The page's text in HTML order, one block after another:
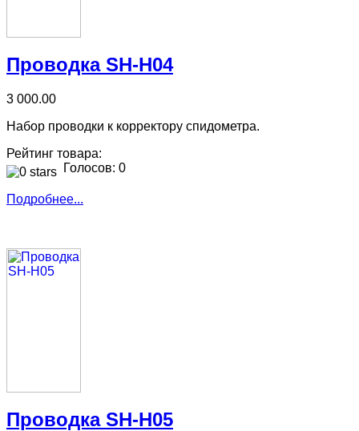
Проводка SH-H04
3 000.00
Набор проводки к корректору спидометра.
Рейтинг товара:
Голосов: 0
Подробнее...
Проводка SH-H05